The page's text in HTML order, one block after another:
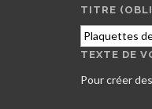
TITRE
Pour créer